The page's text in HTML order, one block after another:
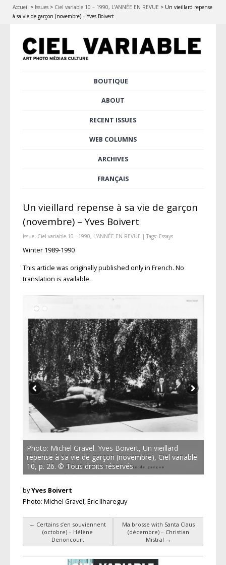
Accueil > Issues > Ciel variable 10 – 1990, L’ANNÉE EN REVUE > Un vieillard repense
à sa vie de garçon (novembre) – Yves Boivert
BOUTIQUE
ABOUT
RECENT ISSUES
WEB COLUMNS
ARCHIVES
FRANÇAIS
Un vieillard repense à sa vie de garçon
(novembre) – Yves Boivert
Issue: Ciel variable 10 - 1990, L'ANNÉE EN REVUE | Tags: Essays
Winter 1989-1990
This article was originally published only in French. No
translation is available.
Photo: Michel Gravel. Yves Boivert, Un vieillard
repense à sa vie de garçon (novembre), Ciel variable
10, p. 26. © Tous droits réservés
byYves Boivert
Photo: Michel Gravel, Éric Ilhareguy
Post navigation
← Certains s’en souviennent
(octobre) – Hélène
Denoncourt
Ma brosse with Santa Claus
(décembre) – Christian
Mistral →